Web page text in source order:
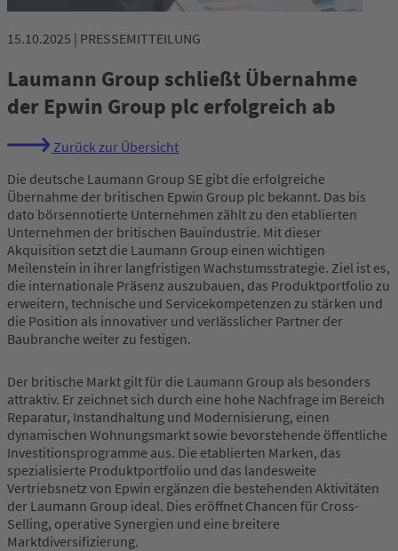
15.10.2025 | PRESSEMITTEILUNG
Laumann Group schließt Übernahme
der Epwin Group plc erfolgreich ab
Zurück zur Übersicht
Die deutsche Laumann Group SE gibt die erfolgreiche
Übernahme der britischen Epwin Group plc bekannt. Das bis
dato börsennotierte Unternehmen zählt zu den etablierten
Unternehmen der britischen Bauindustrie. Mit dieser
Akquisition setzt die Laumann Group einen wichtigen
Meilenstein in ihrer langfristigen Wachstumsstrategie. Ziel ist es,
die internationale Präsenz auszubauen, das Produktportfolio zu
erweitern, technische und Servicekompetenzen zu stärken und
die Position als innovativer und verlässlicher Partner der
Baubranche weiter zu festigen.
Der britische Markt gilt für die Laumann Group als besonders
attraktiv. Er zeichnet sich durch eine hohe Nachfrage im Bereich
Reparatur, Instandhaltung und Modernisierung, einen
dynamischen Wohnungsmarkt sowie bevorstehende öffentliche
Investitionsprogramme aus. Die etablierten Marken, das
spezialisierte Produktportfolio und das landesweite
Vertriebsnetz von Epwin ergänzen die bestehenden Aktivitäten
der Laumann Group ideal. Dies eröffnet Chancen für Cross-
Selling, operative Synergien und eine breitere
Marktdiversifizierung.